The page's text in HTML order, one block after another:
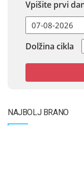
Vpišite prvi
Dolžina cikla
NAJBOLJ BRANO